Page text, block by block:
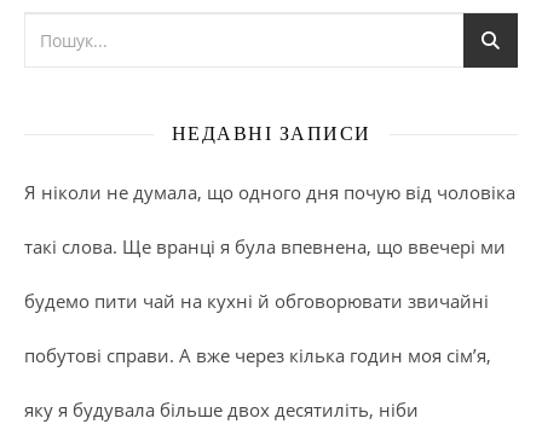
НЕДАВНІ ЗАПИСИ
Я ніколи не думала, що одного дня почую від чоловіка
такі слова. Ще вранці я була впевнена, що ввечері ми
будемо пити чай на кухні й обговорювати звичайні
побутові справи. А вже через кілька годин моя сім’я,
яку я будувала більше двох десятиліть, ніби